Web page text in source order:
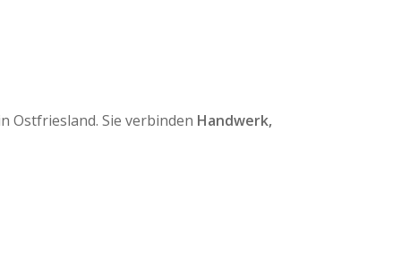
Ostfriesland. Sie verbinden Handwerk,